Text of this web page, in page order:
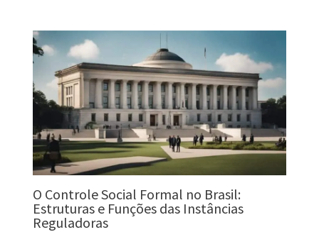
O Controle Social Formal no Brasil:
Estruturas e Funções das Instâncias
Reguladoras